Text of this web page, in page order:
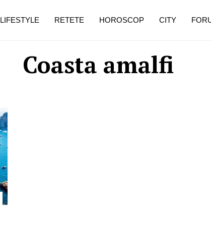
Coasta amalfi
LIFESTYLE RETETE HOROSCOP CITY
pe măsură ce înaintezi în vârstă